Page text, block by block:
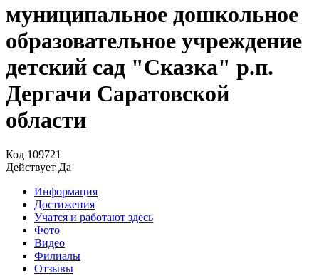
муниципальное дошкольное
образовательное учреждение
детский сад "Сказка" р.п.
Дергачи Саратовской
области
Код 109721
Действует Да
Информация
Достижения
Учатся и работают здесь
Фото
Видео
Филиалы
Отзывы